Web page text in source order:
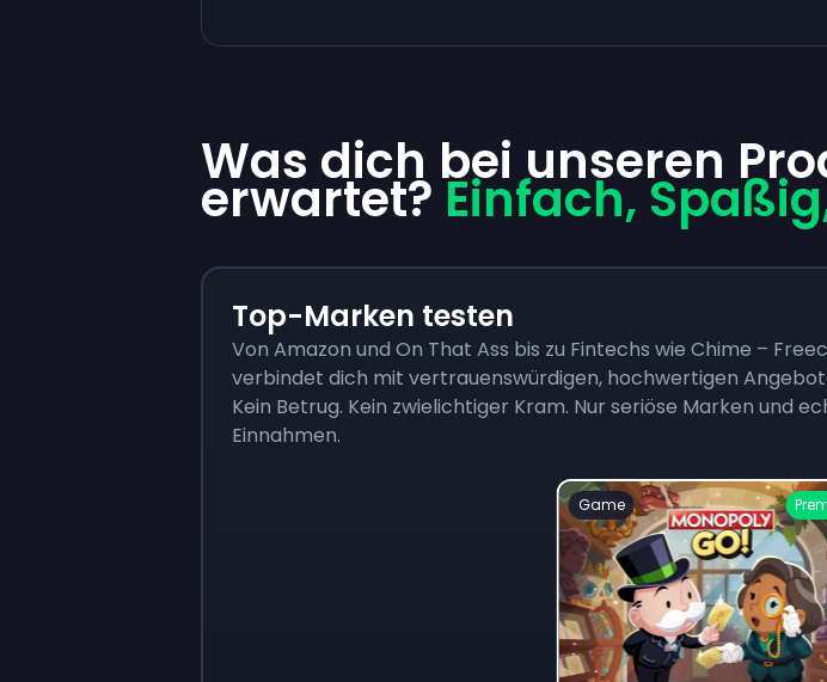
Was dich bei unseren
erwartet?Einfach,
Top-Marken testen
Von Amazon und On That Ass bis zu Fintechs wie Chime –
verbindet dich mit vertrauenswürdigen, hochwertigen
Kein Betrug. Kein zwielichtiger Kram. Nur seriöse Marken und
Einnahmen.
Game